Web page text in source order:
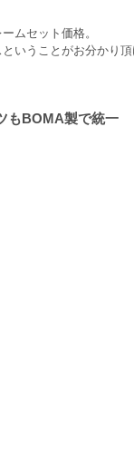
ムセット価格。
いうことがお分かり頂
もBOMA製で統一